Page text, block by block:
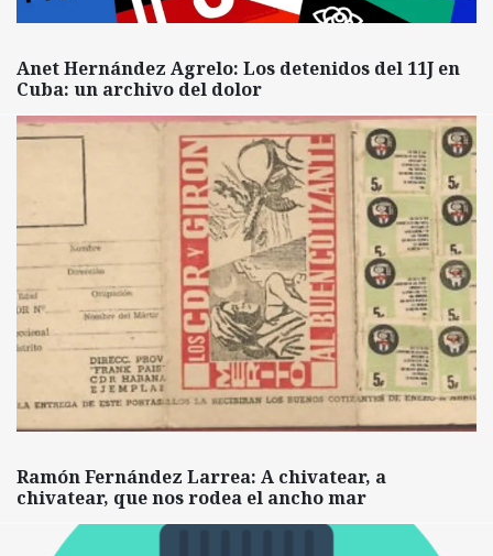
Anet Hernández Agrelo: Los detenidos del 11J en
Cuba: un archivo del dolor
Ramón Fernández Larrea: A chivatear, a
chivatear, que nos rodea el ancho mar